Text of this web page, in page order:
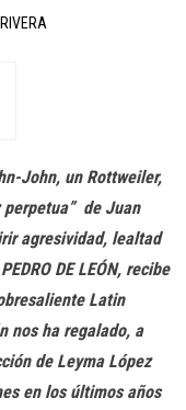
John, un Rottweiler,
de Juan
agresividad, lealtad
DE LEÓN, recibe
Latin
nos ha regalado, a
de Leyma López
en los últimos años